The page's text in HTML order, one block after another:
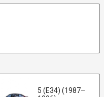
5 (E34) (1987–